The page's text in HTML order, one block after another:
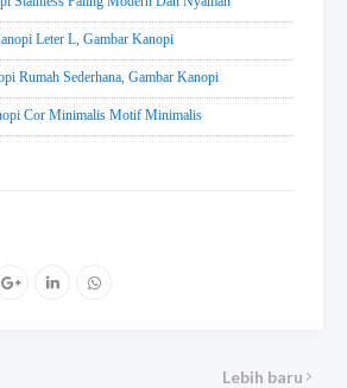
Leter L, Gambar Kanopi
Rumah Sederhana, Gambar Kanopi
Cor Minimalis Motif Minimalis
Lebih baru